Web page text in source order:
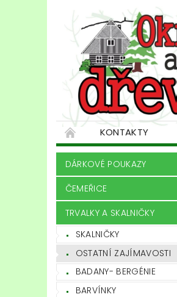
KONTAKTY
DÁRKOVÉ POUKAZY
ČEMEŘICE
TRVALKY A SKALNIČKY
SKALNIČKY
OSTATNÍ ZAJÍMAVOSTI
BADANY- BERGÉNIE
BARVÍNKY